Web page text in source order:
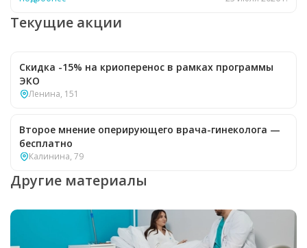
Текущие акции
Скидка -15% на криоперенос в рамках программы
ЭКО
Ленина, 151
Второе мнение оперирующего врача-гинеколога —
бесплатно
Калинина, 79
Другие материалы